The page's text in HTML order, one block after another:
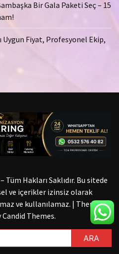
Bir Gala Paketi Seç – 15
Uygun Fiyat, Profesyonel Ekip,
Hakları Saklıdır. Bu sitede
ve içerikler izinsiz olarak
ve kullanılamaz. | Theme:
Candid Themes.